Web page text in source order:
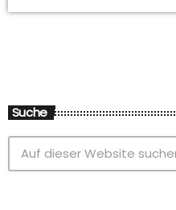
Suche